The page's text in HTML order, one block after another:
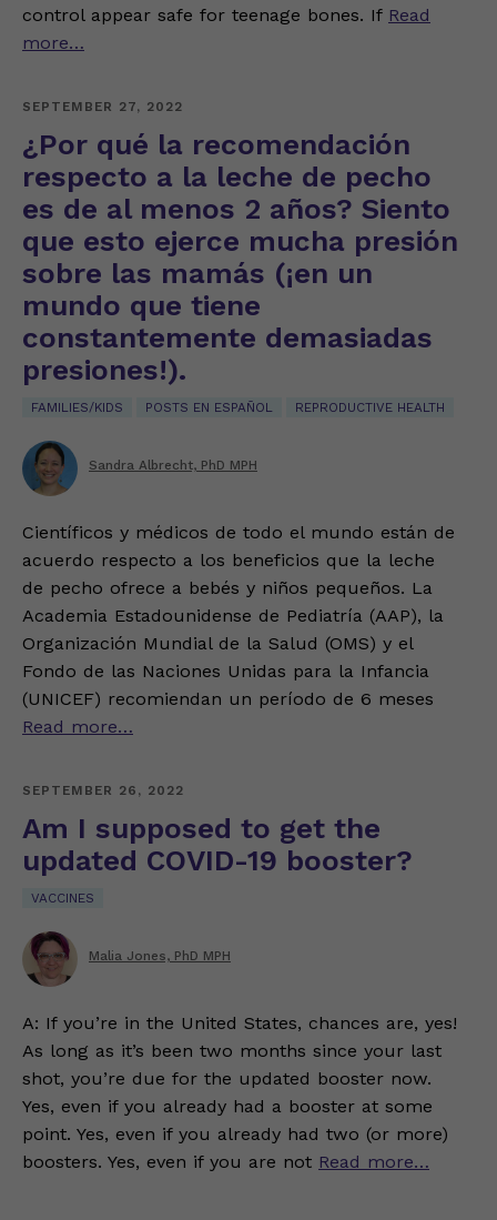
control appear safe for teenage bones. If Read
more…
SEPTEMBER 27, 2022
¿Por qué la recomendación
respecto a la leche de pecho
es de al menos 2 años? Siento
que esto ejerce mucha presión
sobre las mamás (¡en un
mundo que tiene
constantemente demasiadas
presiones!).
FAMILIES/KIDS POSTS EN ESPAÑOL REPRODUCTIVE HEALTH
Sandra Albrecht, PhD MPH
Científicos y médicos de todo el mundo están de
acuerdo respecto a los beneficios que la leche
de pecho ofrece a bebés y niños pequeños. La
Academia Estadounidense de Pediatría (AAP), la
Organización Mundial de la Salud (OMS) y el
Fondo de las Naciones Unidas para la Infancia
(UNICEF) recomiendan un período de 6 meses
Read more…
SEPTEMBER 26, 2022
Am I supposed to get the
updated COVID-19 booster?
VACCINES
Malia Jones, PhD MPH
A: If you’re in the United States, chances are, yes!
As long as it’s been two months since your last
shot, you’re due for the updated booster now.
Yes, even if you already had a booster at some
point. Yes, even if you already had two (or more)
boosters. Yes, even if you are not Read more…